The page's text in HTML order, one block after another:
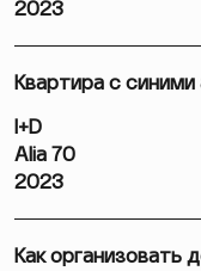
2023
Квартира с
I+D
Alia 70
2023
Как организовать